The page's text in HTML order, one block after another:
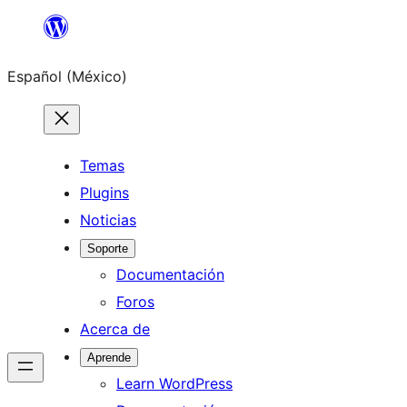
Saltar
contenido
Español (México)
Temas
Plugins
Noticias
Soporte
Documentación
Foros
Acerca de
Aprende
Learn WordPress